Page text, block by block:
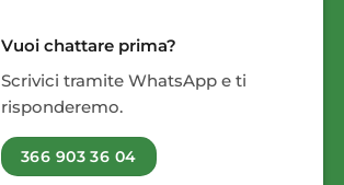
Vuoi chattare prima?
Scrivici tramite WhatsApp e ti
risponderemo.
366 903 36 04